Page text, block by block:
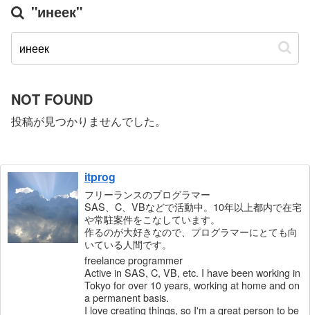
"инеек"
NOT FOUND
投稿が見つかりませんでした。
itprog
フリーランスのプログラマー
SAS、C、VBなどで活動中。10年以上都内で在宅
や常駐案件をこなしています。
作るのが大好きなので、プログラマーにとても向
いている人間です。
freelance programmer
Active in SAS, C, VB, etc. I have been working in
Tokyo for over 10 years, working at home and on
a permanent basis.
I love creating things, so I'm a great person to be